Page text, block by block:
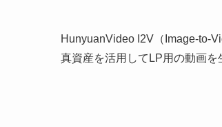
HunyuanVideo I2V（Image-to-
真資産を活用してLP用の動画を